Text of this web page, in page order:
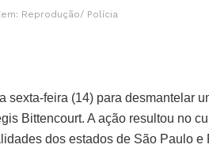
Reprodução/ Polícia
feira (14) para desmantelar
Bittencourt. A ação resultou no
dos estados de São Paulo e